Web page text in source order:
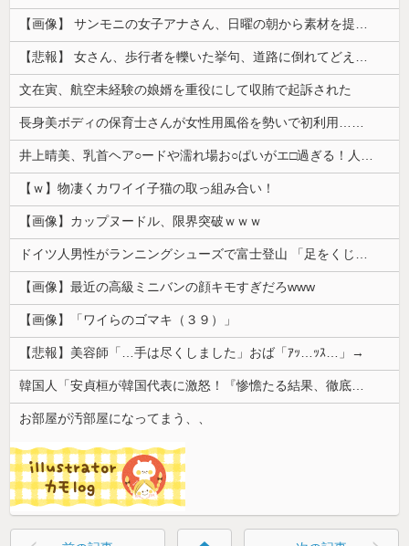
【画像】 サンモニの女子アナさん、日曜の朝から素材を提供してしまう
【悲報】 女さん、歩行者を轢いた挙句、道路に倒れてどえらいことになってしまうw w w w w w w
文在寅、航空未経験の娘婿を重役にして収賄で起訴された
長身美ボディの保育士さんが女性用風俗を勢いで初利用…子供に絶対見せられないメスの顔でイキまくり。
井上晴美、乳首ヘア○ードや濡れ場お○ぱいがエ□過ぎる！人生最後のラスト写真集、最高！！
【ｗ】物凄くカワイイ子猫の取っ組み合い！
【画像】カップヌードル、限界突破ｗｗｗ
ドイツ人男性がランニングシューズで富士登山 「足をくじいて動けない」
【画像】最近の高級ミニバンの顔キモすぎだろwww
【画像】「ワイらのゴマキ（３９）」
【悲報】美容師「…手は尽くしました」おば「ｱｯ…ｯｽ…」→
韓国人「安貞桓が韓国代表に激怒！『惨憺たる結果、徹底的な刷新が必要だ』と監督や協会を痛烈批判」
お部屋が汚部屋になってまう、、